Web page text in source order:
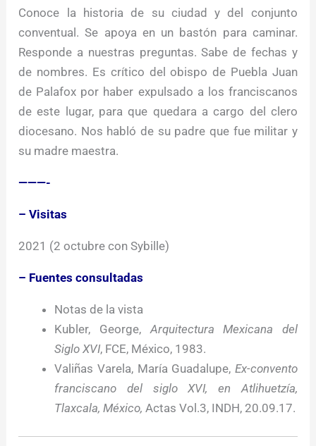
Conoce la historia de su ciudad y del conjunto
conventual. Se apoya en un bastón para caminar.
Responde a nuestras preguntas. Sabe de fechas y
de nombres. Es crítico del obispo de Puebla Juan
de Palafox por haber expulsado a los franciscanos
de este lugar, para que quedara a cargo del clero
diocesano. Nos habló de su padre que fue militar y
su madre maestra.
———-
– Visitas
2021 (2 octubre con Sybille)
– Fuentes consultadas
Notas de la vista
Kubler, George,Arquitectura Mexicana del
Siglo XVI, FCE, México, 1983.
Valiñas Varela, María Guadalupe, Ex-convento
franciscano del siglo XVI, en Atlihuetzía,
Tlaxcala, México,Actas Vol.3, INDH, 20.09.17.